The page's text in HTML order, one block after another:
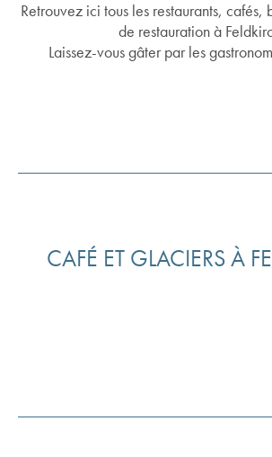
Retrouvez ici tous les restaurants, cafés,
de restauration à
Laissez-vous gâter par les
CAFÉ ET GLACIERS À